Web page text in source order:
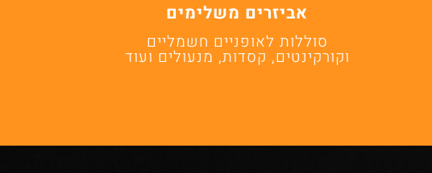
אביזרים משלימים
סוללות לאופניים חשמליים
וקורקינטים, קסדות, מנעולים ועוד